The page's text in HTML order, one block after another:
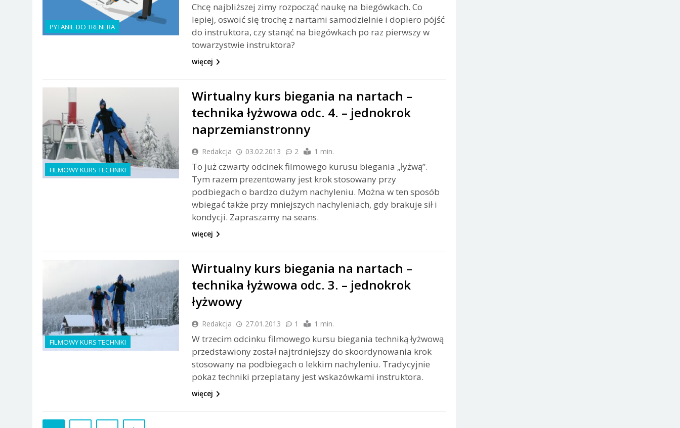
PYTANIE DO TRENERA
Chcę najbliższej zimy rozpocząć naukę na biegówkach. Co
lepiej, oswoić się trochę z nartami samodzielnie i dopiero pójść
do instruktora, czy stanąć na biegówkach po raz pierwszy w
towarzystwie instruktora?
więcej
FILMOWY KURS TECHNIKI
Wirtualny kurs biegania na nartach –
technika łyżwowa odc. 4. – jednokrok
naprzemianstronny
Redakcja 03.02.2013 2 1 min.
To już czwarty odcinek filmowego kurusu biegania „łyżwą”.
Tym razem prezentowany jest krok stosowany przy
podbiegach o bardzo dużym nachyleniu. Można w ten sposób
wbiegać także przy mniejszych nachyleniach, gdy brakuje sił i
kondycji. Zapraszamy na seans.
więcej
FILMOWY KURS TECHNIKI
Wirtualny kurs biegania na nartach –
technika łyżwowa odc. 3. – jednokrok
łyżwowy
Redakcja 27.01.2013 1 1 min.
W trzecim odcinku filmowego kursu biegania techniką łyżwową
przedstawiony został najtrdniejszy do skoordynowania krok
stosowany na podbiegach o lekkim nachyleniu. Tradycyjnie
pokaz techniki przeplatany jest wskazówkami instruktora.
więcej